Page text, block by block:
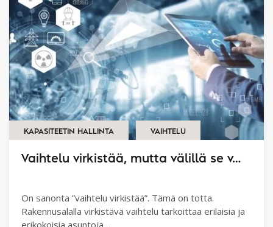
KAPASITEETIN HALLINTA VAIHTELU
Vaihtelu virkistää, mutta välillä se v…
On sanonta ”vaihtelu virkistää”. Tämä on totta.
Rakennusalalla virkistävä vaihtelu tarkoittaa erilaisia ja
erikokoisia asuntoja…